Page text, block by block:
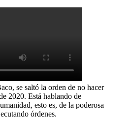
se saltó la orden de no hacer
2020. Está hablando de
esto es, de la poderosa
órdenes.